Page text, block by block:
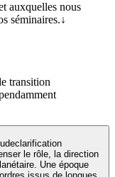
auxquelles nous
séminaires.↓
transition
clarification
le rôle, la direction
Une époque